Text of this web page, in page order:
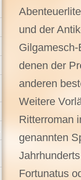
und der
denen der
anderen
Weitere
Ritterroman
genannten
Fortunatus